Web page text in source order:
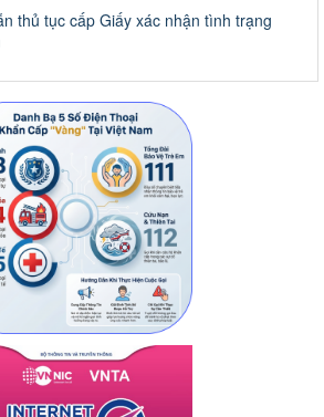
thủ tục cấp Giấy xác nhận tình trạng